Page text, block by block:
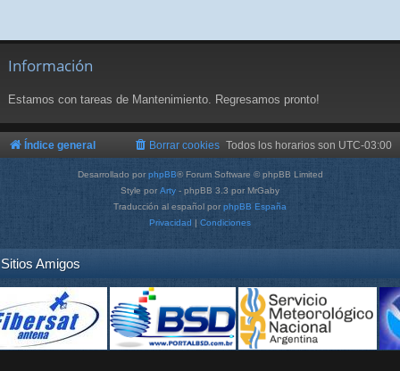
Información
Estamos con tareas de Mantenimiento. Regresamos pronto!
Índice general Todos los horarios son UTC-03:00
Borrar cookies
Desarrollado por phpBB® Forum Software © phpBB Limited
Style por Arty - phpBB 3.3 por MrGaby
Traducción al español por phpBB España
Privacidad | Condiciones
Sitios Amigos